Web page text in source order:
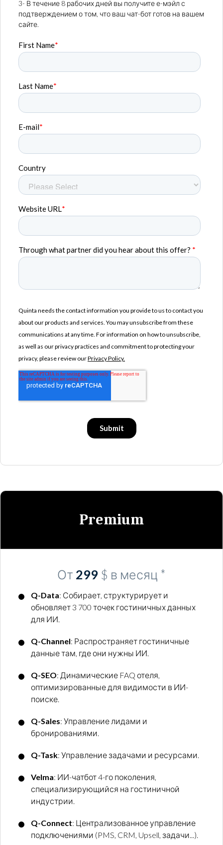
3- В течение 8 рабочих дней вы получите е-мэйл с
подтверждением о том, что ваш чат-бот готов на вашем
сайте.
Premium
От 299 $ в месяц *
Q-Data: Собирает, структурирует и
обновляет 3 700 точек гостиничных данных
для ИИ.
Q-Channel: Распространяет гостиничные
данные там, где они нужны ИИ.
Q-SEO: Динамические FAQ отеля,
оптимизированные для видимости в ИИ-
поиске.
Q-Sales: Управление лидами и
бронированиями.
Q-Task: Управление задачами и ресурсами.
Velma: ИИ-чатбот 4-го поколения,
специализирующийся на гостиничной
индустрии.
Q-Connect: Централизованное управление
подключениями (PMS, CRM, Upsell, задачи...).